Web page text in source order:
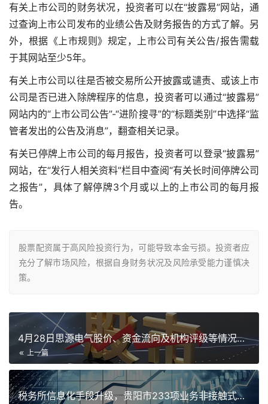
有关上市公司的财务状况，投资者可以在“披露易”网站，通
过查询上市公司发布的业绩公告及财务报告的方式了解。另
外，根据《上市规则》规定，上市公司有关公告/报告需载
于其网站至少5年。
有关上市公司以往是否被交易所公开披露或谴责、或该上市
公司是否已进入除牌程序的信息，投资者可以通过“披露易”
网站内的“上市公司公告”-“进阶搜寻”的“标题类别”中选择“监
管者发出的公告及消息”，翻查相关记录。
有关已停牌上市公司的每月报告，投资者可以登录“披露易”
网站，在“发行人相关资料”栏目中查阅“有关长时间停牌公司
之报告”，具体了解停牌3个月或以上的上市公司的每月报
告。
股票配资属于高风险投资行为，可能导致本金亏损。投资者应
充分了解市场风险，根据自身财务状况及风险承受能力谨慎决
策。
4月28日思源电气股价、资金流向及机构评级等情况汇总
上一篇
税务所信息化手段升级，贵阳市233项业务非接触式办理